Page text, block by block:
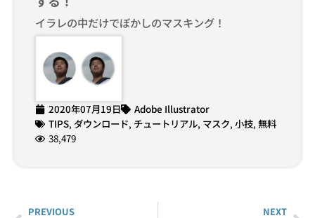
イラレの中だけでぼかしのマスキング！
2020年07月19日
Adobe Illustrator
TIPS, ダウンロード, チュートリアル, マスク, 小技, 無料
38,479
PREVIOUS NEXT